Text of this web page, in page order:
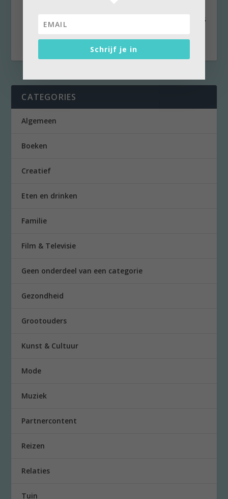
naar Bocholt. Een kleine Duitse provincieplaats
CATEGORIES
Algemeen
Boeken
Creatief
Eten en drinken
Familie
Film & Televisie
Geen onderdeel van een categorie
Gezondheid
Grootouders
Kunst & Cultuur
Mode
Muziek
Partnercontent
Reizen
Relaties
Tuin
Schrijf je in